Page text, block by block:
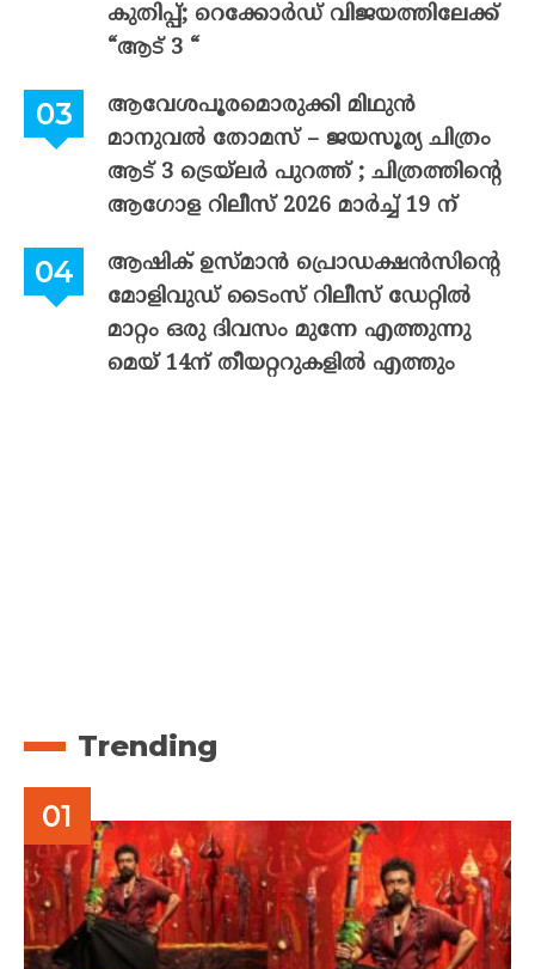
കുതിപ്പ്; റെക്കോർഡ് വിജയത്തിലേക്ക്
“ആട് 3 “
ആവേശപൂരമൊരുക്കി മിഥുൻ
മാനുവൽ തോമസ് – ജയസൂര്യ ചിത്രം
ആട് 3 ട്രെയ്‌ലർ പുറത്ത് ; ചിത്രത്തിന്റെ
ആഗോള റിലീസ് 2026 മാർച്ച് 19 ന്
ആഷിക് ഉസ്മാൻ പ്രൊഡക്ഷൻസിന്റെ
മോളിവുഡ് ടൈംസ് റിലീസ് ഡേറ്റിൽ
മാറ്റം ഒരു ദിവസം മുന്നേ എത്തുന്നു
മെയ് 14ന് തീയറ്ററുകളിൽ എത്തും
Trending